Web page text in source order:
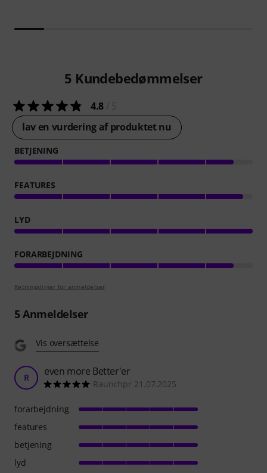
5 Kundebedømmelser
4.8
lav en vurdering af produktet nu
BETJENING
FEATURES
LYD
FORARBEJDNING
Retningslinjer for anmeldelser
5Anmeldelser
Vis oversættelse
R even more Better'er
Raunchpr 21.07.2025
forarbejdning
features
betjening
lyd